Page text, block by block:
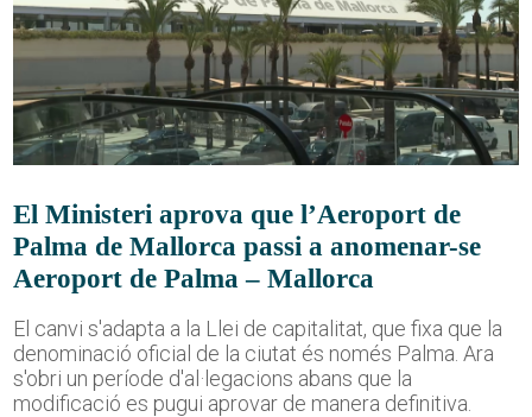
El Ministeri aprova que l’Aeroport de
Palma de Mallorca passi a anomenar-se
Aeroport de Palma – Mallorca
El canvi s'adapta a la Llei de capitalitat, que fixa que la
denominació oficial de la ciutat és només Palma. Ara
s'obri un període d'al·legacions abans que la
modificació es pugui aprovar de manera definitiva.